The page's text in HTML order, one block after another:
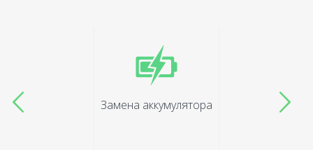
Замена аккумулятора